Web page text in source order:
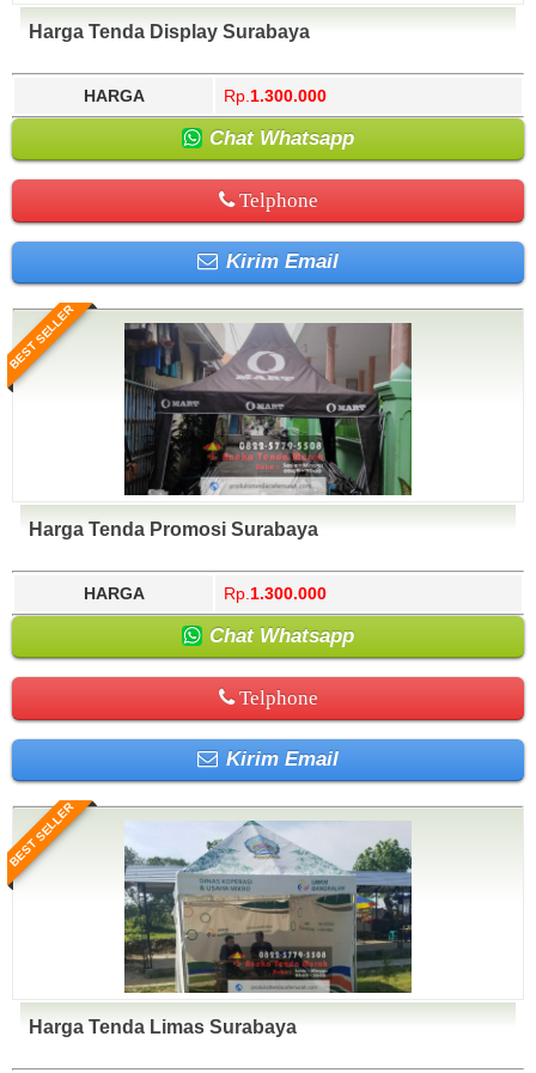
Harga Tenda Display Surabaya
HARGA Rp. 1.300.000
Chat Whatsapp
Telphone
Kirim Email
BEST SELLER
Harga Tenda Promosi Surabaya
HARGA Rp. 1.300.000
Chat Whatsapp
Telphone
Kirim Email
BEST SELLER
Harga Tenda Limas Surabaya